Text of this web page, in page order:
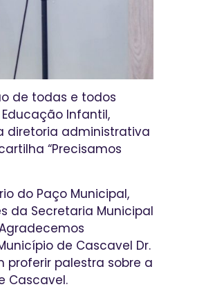
de todas e todos
Infantil,
diretoria administrativa
“Precisamos
do Paço Municipal,
da Secretaria Municipal
de Cascavel Dr.
proferir palestra sobre a
Cascavel.